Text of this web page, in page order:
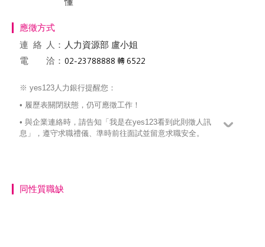
應徵方式
連絡
人： 人力資源部 盧小姐
電 洽：
※ yes123人力銀行提醒您：
• 履歷表關閉狀態，仍可應徵工作！
• 與企業連絡時，請告知「我是在yes123看到此則徵人訊
息」，遵守求職禮儀、準時前往面試並留意求職安全。
同性質職缺